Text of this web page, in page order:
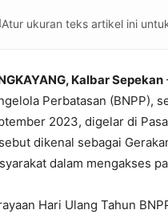
Atur ukuran teks artikel ini
Kalbar Sepekan
Perbatasan (BNPP),
2023, digelar di
dikenal sebagai
dalam mengakses
Hari Ulang Tahun